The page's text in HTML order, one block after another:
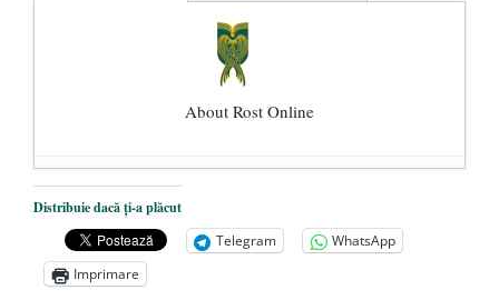
About Rost Online
Dezvăluiri cutremurătoare despre
președintele Ucrainei, Volodymyr
Zelensky
- 13 mai 2026
Statul care servește Națiunea
Distribuie dacă ți-a plăcut
Telegram
WhatsApp
Imprimare